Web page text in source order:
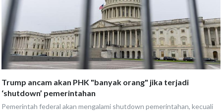
Trump ancam akan PHK "banyak orang" jika terjadi
‘shutdown’ pemerintahan
Pemerintah federal akan mengalami shutdown pemerintahan, kecuali